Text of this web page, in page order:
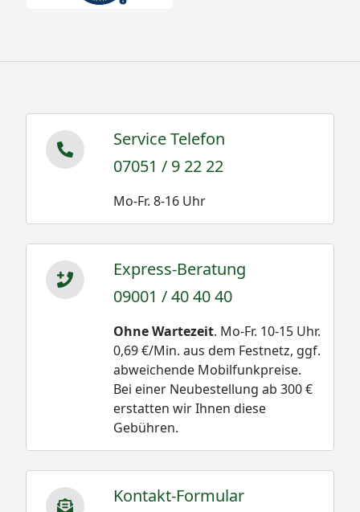
Service Telefon
07051 / 9 22 22
Mo-Fr. 8-16 Uhr
Express-Beratung
09001 / 40 40 40
Ohne Wartezeit. Mo-Fr. 10-15 Uhr.
0,69 €/Min. aus dem Festnetz, ggf.
abweichende Mobilfunkpreise.
Bei einer Neubestellung ab 300 €
erstatten wir Ihnen diese
Gebühren.
Kontakt-Formular